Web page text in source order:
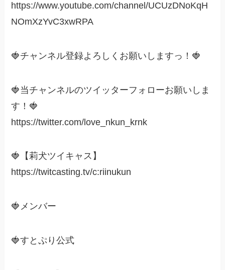
https://www.youtube.com/channel/UCUzDNoKqH
NOmXzYvC3xwRPA
🍓チャンネル登録よろしくお願いしますっ！🍓
🍓当チャンネルのツイッターフォローお願いしま
す！🍓
https://twitter.com/love_nkun_krnk
🍓【莉犬ツイキャス】
https://twitcasting.tv/c:riinukun
🍓メンバー
🍓すとぷり公式